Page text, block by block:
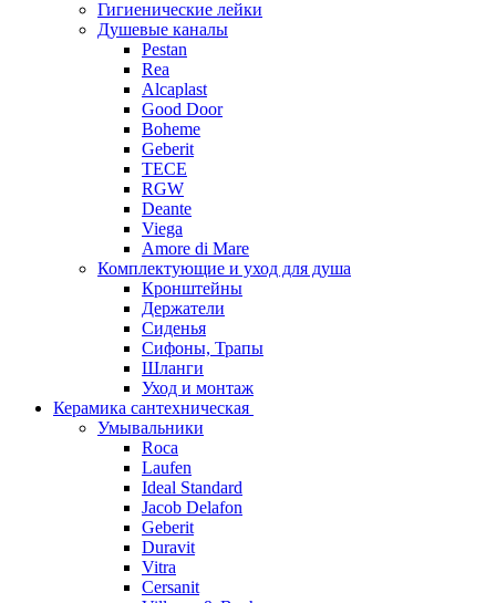
Гигиенические лейки
Душевые каналы
Pestan
Rea
Alcaplast
Good Door
Boheme
Geberit
TECE
RGW
Deante
Viega
Amore di Mare
Комплектующие и уход для душа
Кронштейны
Держатели
Сиденья
Сифоны, Трапы
Шланги
Уход и монтаж
Керамика сантехническая
Умывальники
Roca
Laufen
Ideal Standard
Jacob Delafon
Geberit
Duravit
Vitra
Cersanit